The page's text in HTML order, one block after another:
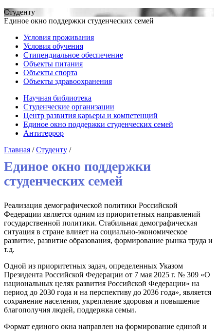
Студенту
Единое окно поддержки студенческих семей
Условия проживания
Условия обучения
Стипендиальное обеспечение
Объекты питания
Объекты спорта
Объекты здравоохранения
Научная библиотека
Студенческие организации
Центр развития карьеры и компетенций
Единое окно поддержки студенческих семей
Антитеррор
Главная /Студенту /
Единое окно поддержки
студенческих семей
Реализация демографической политики Российской
Федерации является одним из приоритетных направлений
государственной политики. Стабильная демографическая
ситуация в стране влияет на социально-экономическое
развитие, развитие образования, формирование рынка труда и
т.д.
Одной из приоритетных задач, определенных Указом
Президента Российской Федерации от 7 мая 2025 г. № 309 «О
национальных целях развития Российской Федерации» на
период до 2030 года и на перспективу до 2036 года», является
сохранение населения, укрепление здоровья и повышение
благополучия людей, поддержка семьи.
Формат единого окна направлен на формирование единой и